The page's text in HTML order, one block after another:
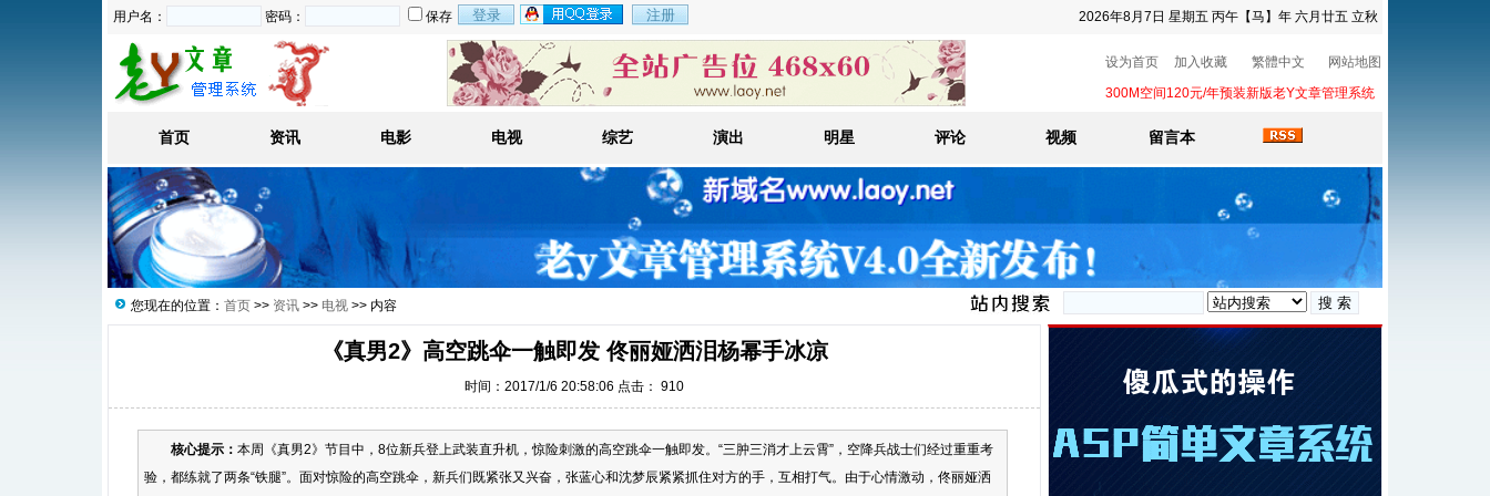
2026年8月7日 星期五 丙午【马】年 六月廿五 立秋
用户名： 密码： 保存
设为首页 加入收藏 繁體中文
网站地图
300M空间120元/年预装新版老Y文章管理系统
首页 资讯 电影 电视 综艺 演出 明星 评论 视频 留言本
您现在的位置： 首页 >> 资讯 >> 电视 >> 内容
《真男2》高空跳伞一触即发 佟丽娅洒泪杨幂手冰凉
时间：2017/1/6 20:58:06 点击： 910
核心提示： 本周《真男2》节目中，8位新兵登上武装直升机，惊险刺激的高空跳伞一触即发。“三肿三消才上云霄”，空降兵战士们经过重重考
验，都练就了两条“铁腿”。面对惊险的高空跳伞，新兵们既紧张又兴奋，张蓝心和沈梦辰紧紧抓住对方的手，互相打气。由于心情激动，佟丽娅洒